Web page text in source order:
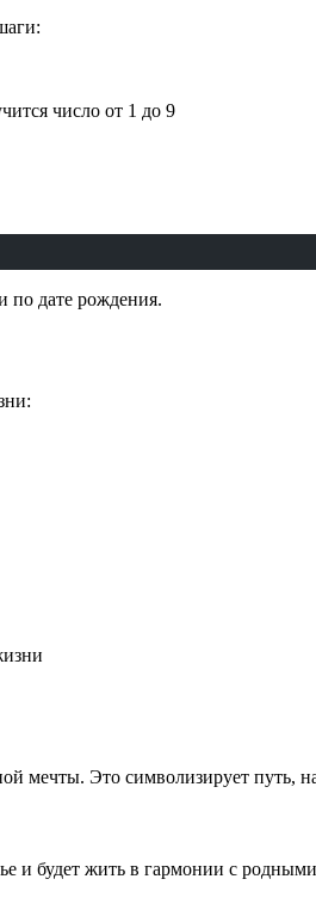
число от 1 до 9
по дате рождения.
мечты. Это символизирует путь,
и будет жить в гармонии с